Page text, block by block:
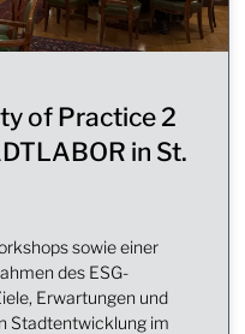
of Practice 2
in St.
sowie einer
des ESG-
Erwartungen und
Stadtentwicklung im